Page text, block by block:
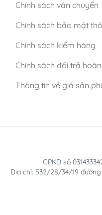
Chính sách vận chuyển
Chính sách bảo mật
Chính sách kiểm hàng
Chính sách đổi trả
Thông tin về giá sản
GPKD số
Địa chỉ: 532/28/34/19 đường